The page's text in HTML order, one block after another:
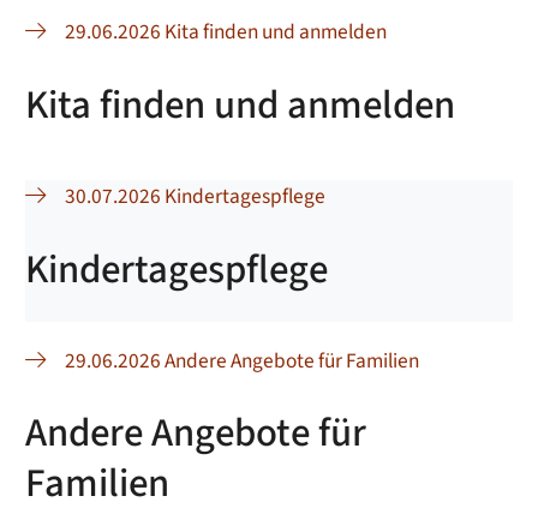
29.06.2026 Kita finden und anmelden
Kita finden und anmelden
30.07.2026 Kindertagespflege
Kindertagespflege
29.06.2026 Andere Angebote für Familien
Andere Angebote für
Familien